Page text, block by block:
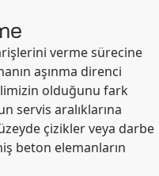
verme sürecine
aşınma direnci
olduğunu fark
servis aralıklarına
çizikler veya darbe
beton elemanların